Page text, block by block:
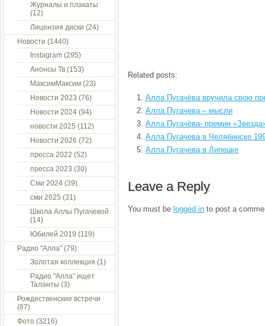
Related posts:
Алла Пугачёва вручила свою
Алла Пугачева – мысли
Алла Пугачёва- премия
Алла Пугачева в Челябинске
Алла Пугачева в Липецке
Leave a Reply
You must be logged in to post a
Журналы и плакаты
(12)
Лицензия диски (24)
Новости (1440)
Instagram (295)
Анонсы Тв (153)
МаксимМаксим (23)
Новости 2023 (76)
Новости 2024 (94)
новости 2025 (112)
Новости 2026 (72)
пресса 2022 (52)
пресса 2023 (30)
Сми 2024 (39)
сми 2025 (31)
Школа Аллы Пугачевой
(14)
Юбилей 2019 (119)
Радио "Алла" (79)
Золотая коллекция (1)
Радио "Алла" ищет
Таланты (3)
Рождественские встречи
(87)
Фото (3216)